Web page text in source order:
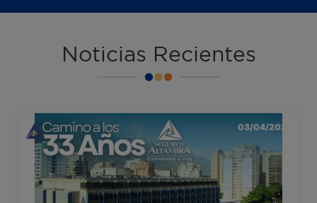
Noticias Recientes
03/04/2025